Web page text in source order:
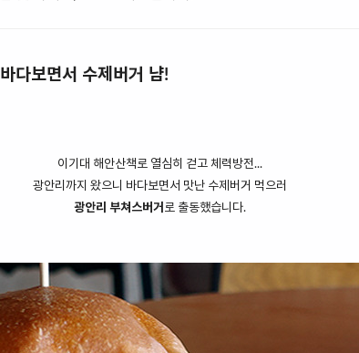
다보면서 수제버거 냠!
이기대 해안산책로 열심히 걷고 체력방전...
광안리까지 왔으니 바다보면서 맛난 수제버거 먹으러
광안리 부쳐스버거 로 출동했습니다.